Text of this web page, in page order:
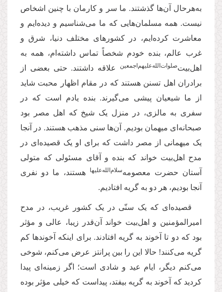
به‌هرحال آن‌ها گذشتند. ما سر و کارمان با چنین اشخاص
نیست. همه مسلمان‌هایی که ما می‌شناسیم و دیده‌ایم و
معاشرت کرده‌ایم، در کشورهای مختلف دنیا، شرق و
غرب عالم، بنده خودم شخصاً تماس داشته‌ام، همه به
اهل‌بیت‌صلوات‌‌الله‌‌عليهم‌‌اجمعين
علاقه داشتند. حتی بعضی از
برادران اهل تسنن هستند که در مقام اظهار محبت شاید
از ما شیعیان پیشی می‌گیرند. بنده یادم است که در
سفری به مالزی، در منزل یک شیخ که اهل مصر بود
صبحانه‌ای میهمان بودیم. آن‌ها سنی مذهب هستند. در آنجا
یک میهمانی از مصر داشت که برای او یک قصیده‌ای در
مدح اهل‌بیت خواند که بنده و آقای مسئولی که متولی
آستان حضرت معصومه‌سلام‌‌الله‌‌عليها
هستند، ما دو نفری
آنجا بودیم، هر دو به گریه افتادیم.
قصیده‌ای که یک سنّی در یک کشور غریب، در مدح
امیرالمؤمنین و اهل‌بیت خواند آن‌قدر زیبا، عالی و مؤثر
بود که دو تا آخوند به گریه افتادند. برای اینکه آخوندها کم
گریه می‌کنند! حالا این را بین پرانتز عرض می‌کنم، شوخی
می‌کنم دیگر، ایام عید و شادی است؛ اگر زمینه‌ای پیدا
کردید که آخوند به گریه بیفتد، پیداست که خیلی مؤثر بوده